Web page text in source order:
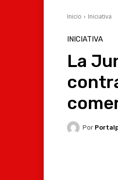
Inicio Iniciativa
INICIATIVA
La
Por